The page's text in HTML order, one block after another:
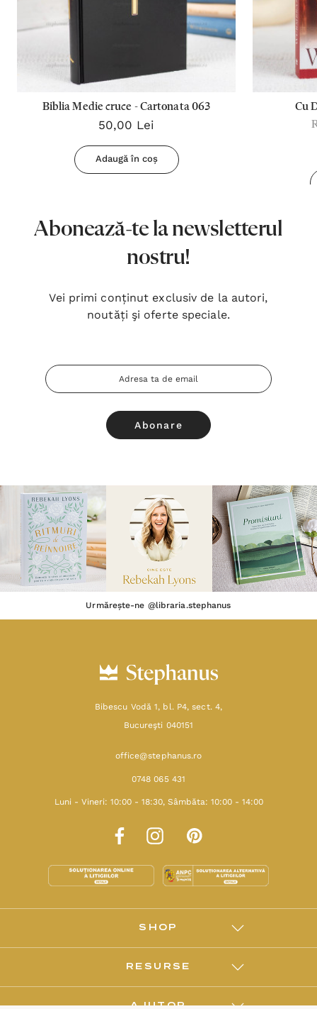
Biblia Medie cruce - Cartonata 063
50,00 Lei
Adaugă în coș
Cu
Abonează-te la newsletterul
nostru!
Vei primi conținut exclusiv de la autori,
noutăți şi oferte speciale.
Adresa
Email
Urmărește-ne @libraria.stephanus
Bibescu Vodă 1, bl. P4, sect. 4,
Bucureşti 040151
office@stephanus.ro
0748 065 431
Luni - Vineri: 10:00 - 18:30, Sâmbăta: 10:00 - 14:00
SHOP
RESURSE
AJUTOR